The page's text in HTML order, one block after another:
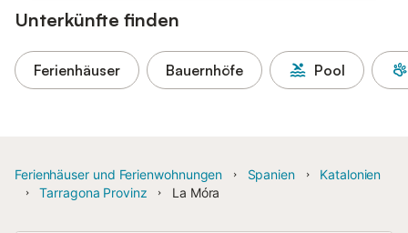
Unterkünfte finden
Ferienhäuser Bauernhöfe Pool
Ferienhäuser und Ferienwohnungen Spanien
Katalonien
Tarragona Provinz
La Móra